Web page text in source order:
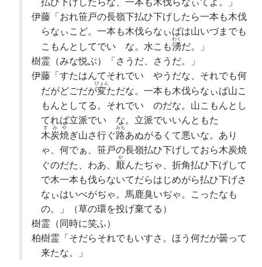
払ひ下げしたらな、一本も木伐らなぃてよ。」
伊藤「おれ笹戸の長嶺下払ひ下げしたら一本も木伐
らなぃこど。一本も木伐らなぃばは山いづまでも
こもんとしてでいゝな。水こも湧
わく
だ。」
樹霊（みな悦ぶ）「さうだ、さうだ。」
伊藤「すたはんてそれでいゝやうだな、それでも何
だがどごだが変
ひょん
ただな。一本も木伐らなぃば山こ
もんとしてる。それでいゝのだな。山こもんとし
てれば立派でいゝな。立派でいいんともたゞ
木炭焼
すみや
ぎ山さ行ぐ路
みち
あぬがるくて悪いな。あり
ゃ、何でぁ、笹戸の長嶺払ひ下げしておら木炭焼
ぐのだた、わあ、 厭
や
んたぢゃ、折角払ひ下げして
で木一本も伐らないてだらはじめがら払ひ下げさ
なぃはいべがぢゃ。馬鹿臭いぢゃ。こったなも
の。」（草の環を投げ棄てる）
樹霊（同時に笑ふ）
柏樹霊「そだらそれでもいすさ。ほう何だが曇って
来たな。」